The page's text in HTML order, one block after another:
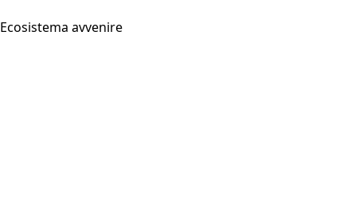
Ecosistema avvenire